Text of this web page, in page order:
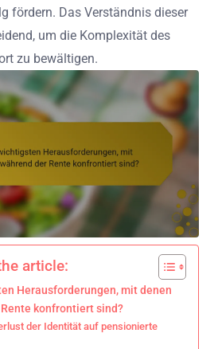
fördern. Das Verständnis dieser
um die Komplexität des
zu bewältigen.
article:
Herausforderungen, mit denen
konfrontiert sind?
der Identität auf pensionierte